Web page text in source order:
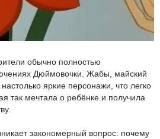
обычно полностью
Дюймовочки. Жабы, майский
яркие персонажи, что легко
так мечтала о ребёнке и получила
закономерный вопрос: почему